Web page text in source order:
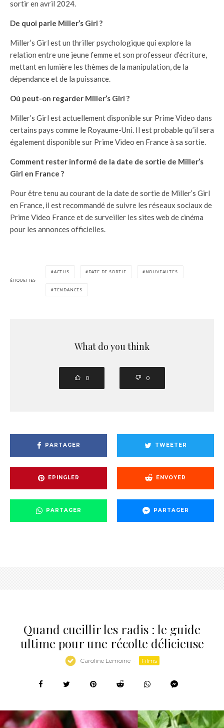
sortir en avril 2024.
De quoi parle Miller’s Girl ?
Miller’s Girl est un thriller psychologique qui explore la
relation entre une jeune femme et son professeur d’écriture,
mettant en lumière les thèmes de la manipulation, de la
dépendance et de la puissance.
Où peut-on regarder Miller’s Girl ?
Miller’s Girl est actuellement disponible sur Prime Video dans
certains pays comme le Royaume-Uni. Il est probable qu’il sera
également disponible sur Prime Video en France à sa sortie.
Comment rester informé de la date de sortie de Miller’s
Girl en France ?
Pour être tenu au courant de la date de sortie de Miller’s Girl
en France, il est recommandé de suivre les réseaux sociaux de
Prime Video France et de surveiller les sites web de cinéma
pour les annonces officielles.
ÉTIQUETTES
ACTUS DATE DE SORTIE NOUVEAUTÉS
TENDANCES
What do you think
0 0
PARTAGER TWEETER
EPINGLER ENVOYER
PARTAGER PARTAGER
Quand cueillir les radis : le guide
ultime pour une récolte délicieuse
Caroline Lemoine · Films